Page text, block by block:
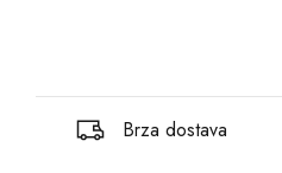
Brza dostava